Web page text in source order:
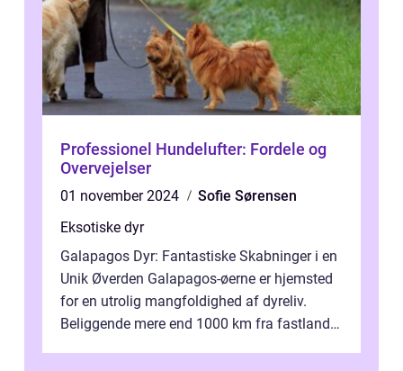
Professionel Hundelufter: Fordele og
Overvejelser
01 november 2024
Sofie Sørensen
Eksotiske dyr
Galapagos Dyr: Fantastiske Skabninger i en
Unik Øverden Galapagos-øerne er hjemsted
for en utrolig mangfoldighed af dyreliv.
Beliggende mere end 1000 km fra fastlandet